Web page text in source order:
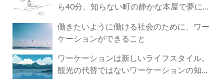
ら40分、知らない町の静かな本屋で夢に近
働きたいように働ける社会のために、ワー
ケーションができること
ワーケーションは新しいライフスタイル。
観光の代替ではないワーケーションの知ら